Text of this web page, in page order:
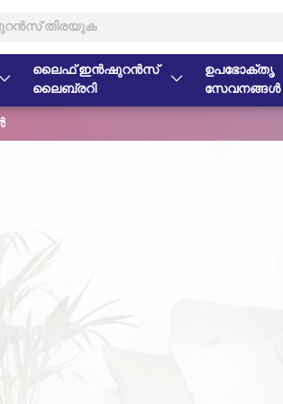
ലൈഫ് ഇൻഷുറൻസ്
ലൈബ്രറി
ഉപഭോക്തൃ
സേവനങ്ങൾ